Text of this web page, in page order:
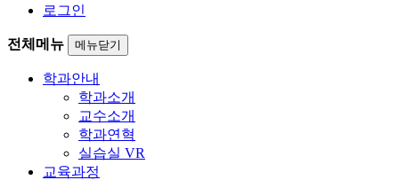
로그인
전체메뉴 메뉴닫기
학과안내
학과소개
교수소개
학과연혁
실습실 VR
교육과정